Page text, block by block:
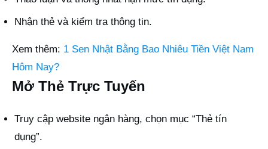
Nhận thẻ và kiểm tra thông tin.
Xem thêm: 1 Sen Nhật Bằng Bao Nhiêu Tiền Việt Nam
Hôm Nay?
Mở Thẻ Trực Tuyến
Truy cập website ngân hàng, chọn mục “Thẻ tín
dụng”.